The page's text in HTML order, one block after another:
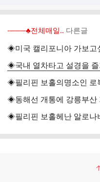
-───♣전체매일.. 다른글
◈미국 캘리포니아 가보
◈국내 열차타고 설경을
◈필리핀 보홀의명소인
◈동해선 개통에 강릉부
◈필리핀 보홀헤난 알로